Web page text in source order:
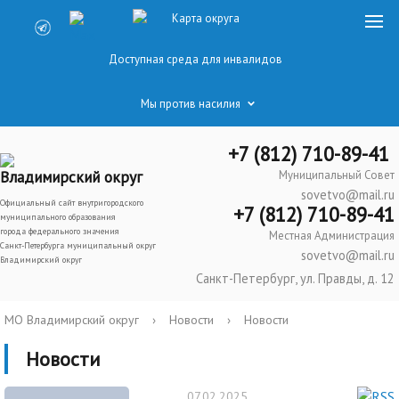
Карта округа
Доступная среда для инвалидов
Мы против насилия
Владимирский округ
Официальный сайт внутригородского
муниципального образования
города федерального значения
Санкт-Петербурга муниципальный округ
Владимирский округ
+7 (812) 710-89-41
Муниципальный Совет
sovetvo@mail.ru
+7 (812) 710-89-41
Местная Администрация
sovetvo@mail.ru
Санкт-Петербург, ул. Правды, д. 12
МО Владимирский округ › Новости › Новости
Новости